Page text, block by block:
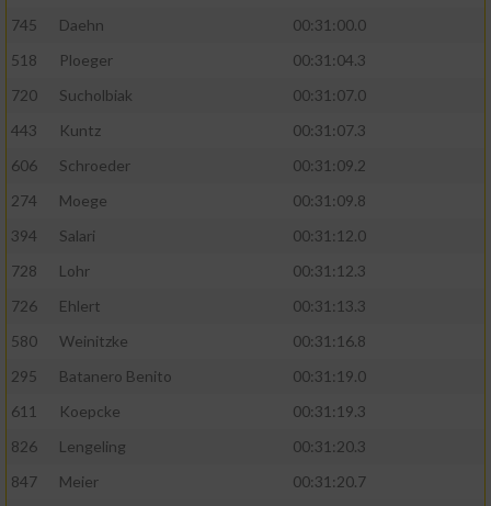
745
Daehn
00:31:00.0
518
Ploeger
00:31:04.3
720
Sucholbiak
00:31:07.0
443
Kuntz
00:31:07.3
606
Schroeder
00:31:09.2
274
Moege
00:31:09.8
394
Salari
00:31:12.0
728
Lohr
00:31:12.3
726
Ehlert
00:31:13.3
580
Weinitzke
00:31:16.8
295
Batanero Benito
00:31:19.0
611
Koepcke
00:31:19.3
826
Lengeling
00:31:20.3
847
Meier
00:31:20.7